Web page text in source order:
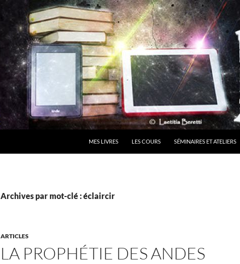
MES LIVRES LES COURS SÉMINAIRES ET ATELIERS
Archives par mot-clé : éclaircir
ARTICLES
LA PROPHÉTIE DES ANDES